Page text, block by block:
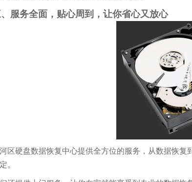
服务全面，贴心周到，让你省心又放心
区硬盘数据恢复中心提供全方位的服务，从数据恢
。